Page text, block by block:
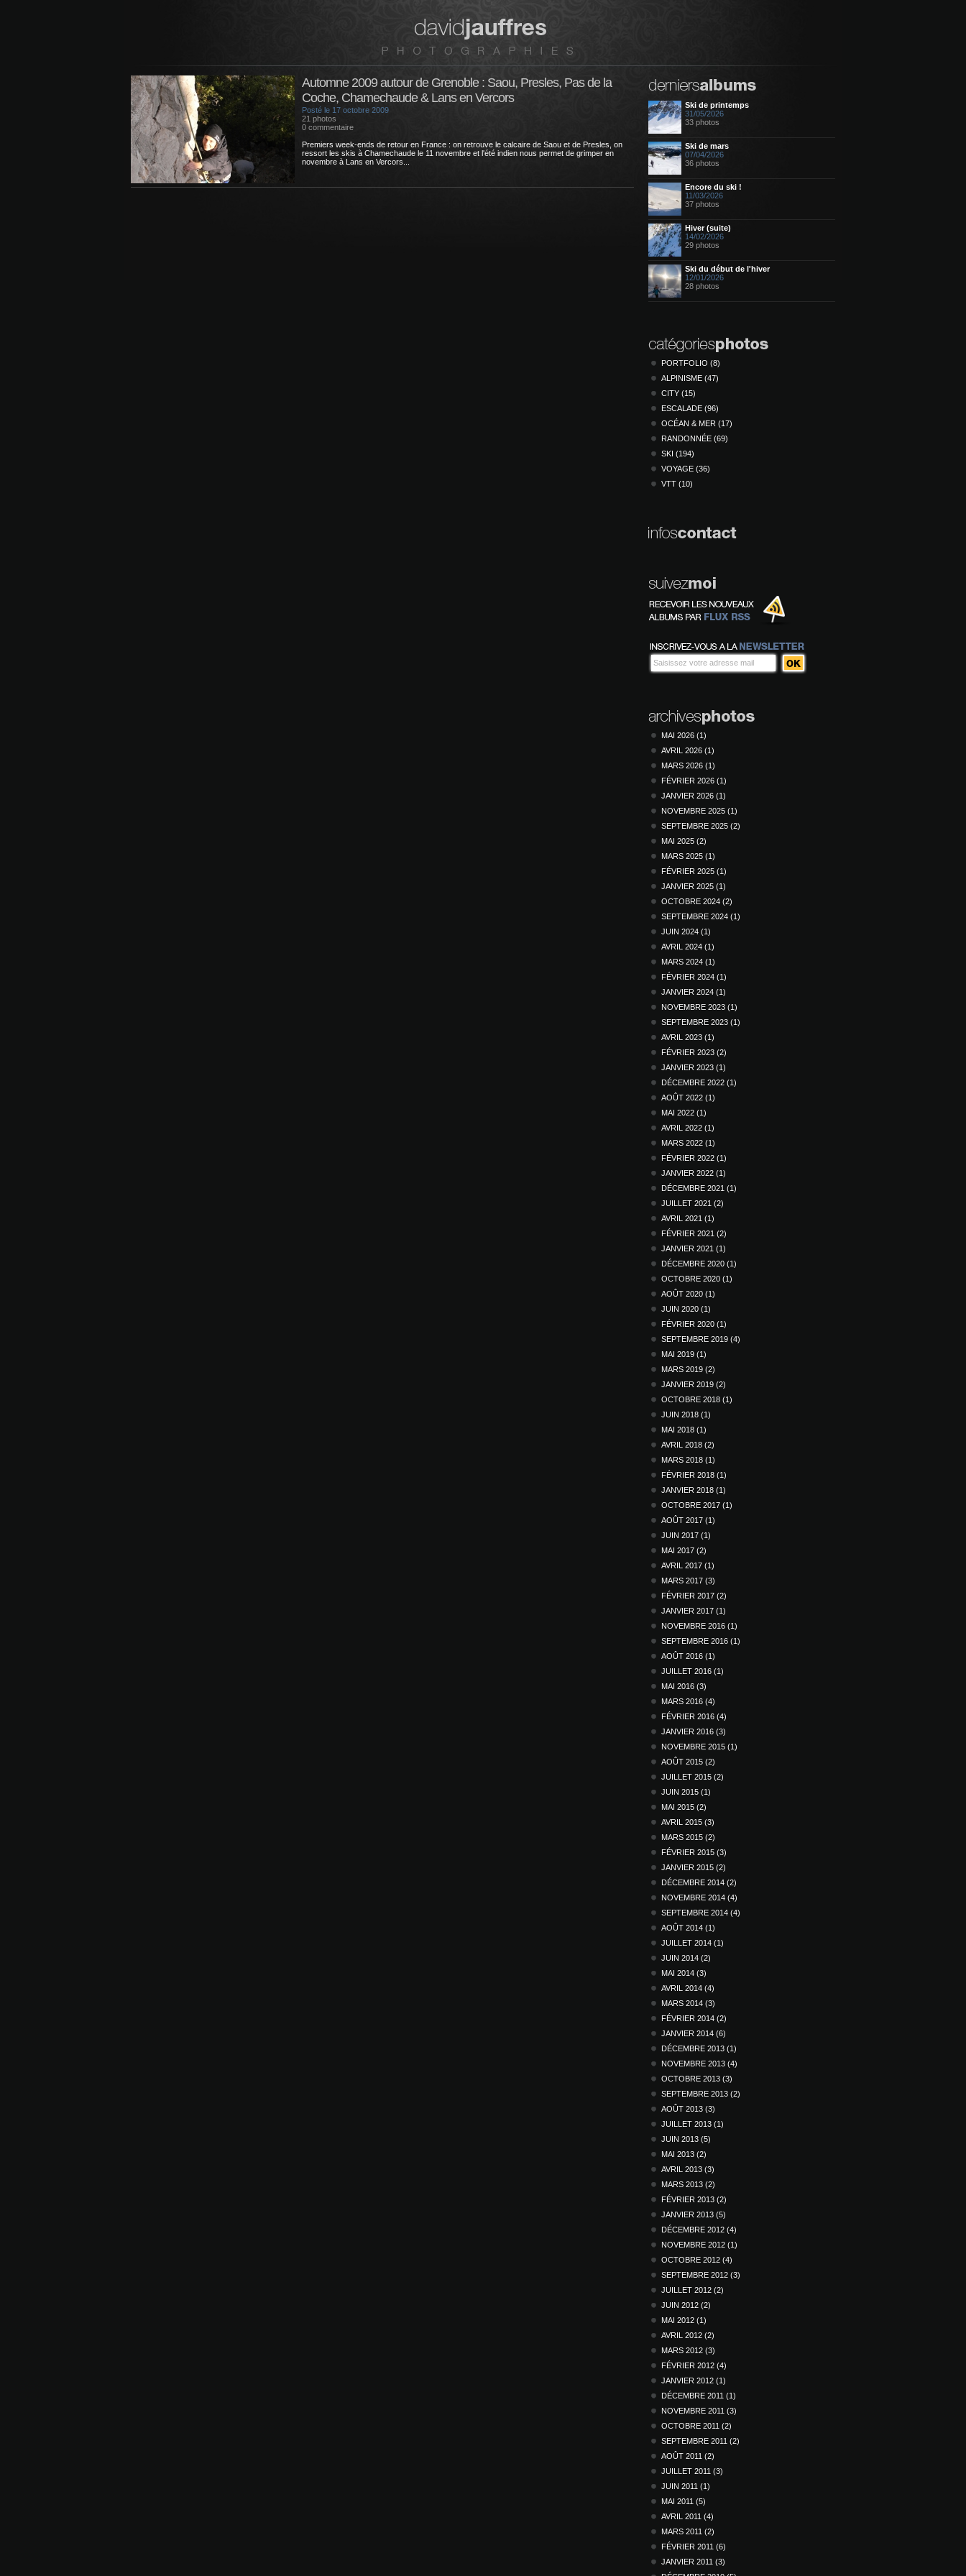
Automne 2009 autour de Grenoble : Saou, Presles, Pas de la
Coche, Chamechaude & Lans en Vercors
Posté le 17 octobre 2009
21 photos
0 commentaire
Premiers week-ends de retour en France : on retrouve le calcaire de Saou et de Presles, on
ressort les skis à Chamechaude le 11 novembre et l'été indien nous permet de grimper en
novembre à Lans en Vercors...
Ski de printemps
31/05/2026
33 photos
Ski de mars
07/04/2026
36 photos
Encore du ski !
11/03/2026
37 photos
Hiver (suite)
14/02/2026
29 photos
Ski du début de l'hiver
12/01/2026
28 photos
PORTFOLIO (8)
ALPINISME (47)
CITY (15)
ESCALADE (96)
OCÉAN & MER (17)
RANDONNÉE (69)
SKI (194)
VOYAGE (36)
VTT (10)
MAI 2026 (1)
AVRIL 2026 (1)
MARS 2026 (1)
FÉVRIER 2026 (1)
JANVIER 2026 (1)
NOVEMBRE 2025 (1)
SEPTEMBRE 2025 (2)
MAI 2025 (2)
MARS 2025 (1)
FÉVRIER 2025 (1)
JANVIER 2025 (1)
OCTOBRE 2024 (2)
SEPTEMBRE 2024 (1)
JUIN 2024 (1)
AVRIL 2024 (1)
MARS 2024 (1)
FÉVRIER 2024 (1)
JANVIER 2024 (1)
NOVEMBRE 2023 (1)
SEPTEMBRE 2023 (1)
AVRIL 2023 (1)
FÉVRIER 2023 (2)
JANVIER 2023 (1)
DÉCEMBRE 2022 (1)
AOÛT 2022 (1)
MAI 2022 (1)
AVRIL 2022 (1)
MARS 2022 (1)
FÉVRIER 2022 (1)
JANVIER 2022 (1)
DÉCEMBRE 2021 (1)
JUILLET 2021 (2)
AVRIL 2021 (1)
FÉVRIER 2021 (2)
JANVIER 2021 (1)
DÉCEMBRE 2020 (1)
OCTOBRE 2020 (1)
AOÛT 2020 (1)
JUIN 2020 (1)
FÉVRIER 2020 (1)
SEPTEMBRE 2019 (4)
MAI 2019 (1)
MARS 2019 (2)
JANVIER 2019 (2)
OCTOBRE 2018 (1)
JUIN 2018 (1)
MAI 2018 (1)
AVRIL 2018 (2)
MARS 2018 (1)
FÉVRIER 2018 (1)
JANVIER 2018 (1)
OCTOBRE 2017 (1)
AOÛT 2017 (1)
JUIN 2017 (1)
MAI 2017 (2)
AVRIL 2017 (1)
MARS 2017 (3)
FÉVRIER 2017 (2)
JANVIER 2017 (1)
NOVEMBRE 2016 (1)
SEPTEMBRE 2016 (1)
AOÛT 2016 (1)
JUILLET 2016 (1)
MAI 2016 (3)
MARS 2016 (4)
FÉVRIER 2016 (4)
JANVIER 2016 (3)
NOVEMBRE 2015 (1)
AOÛT 2015 (2)
JUILLET 2015 (2)
JUIN 2015 (1)
MAI 2015 (2)
AVRIL 2015 (3)
MARS 2015 (2)
FÉVRIER 2015 (3)
JANVIER 2015 (2)
DÉCEMBRE 2014 (2)
NOVEMBRE 2014 (4)
SEPTEMBRE 2014 (4)
AOÛT 2014 (1)
JUILLET 2014 (1)
JUIN 2014 (2)
MAI 2014 (3)
AVRIL 2014 (4)
MARS 2014 (3)
FÉVRIER 2014 (2)
JANVIER 2014 (6)
DÉCEMBRE 2013 (1)
NOVEMBRE 2013 (4)
OCTOBRE 2013 (3)
SEPTEMBRE 2013 (2)
AOÛT 2013 (3)
JUILLET 2013 (1)
JUIN 2013 (5)
MAI 2013 (2)
AVRIL 2013 (3)
MARS 2013 (2)
FÉVRIER 2013 (2)
JANVIER 2013 (5)
DÉCEMBRE 2012 (4)
NOVEMBRE 2012 (1)
OCTOBRE 2012 (4)
SEPTEMBRE 2012 (3)
JUILLET 2012 (2)
JUIN 2012 (2)
MAI 2012 (1)
AVRIL 2012 (2)
MARS 2012 (3)
FÉVRIER 2012 (4)
JANVIER 2012 (1)
DÉCEMBRE 2011 (1)
NOVEMBRE 2011 (3)
OCTOBRE 2011 (2)
SEPTEMBRE 2011 (2)
AOÛT 2011 (2)
JUILLET 2011 (3)
JUIN 2011 (1)
MAI 2011 (5)
AVRIL 2011 (4)
MARS 2011 (2)
FÉVRIER 2011 (6)
JANVIER 2011 (3)